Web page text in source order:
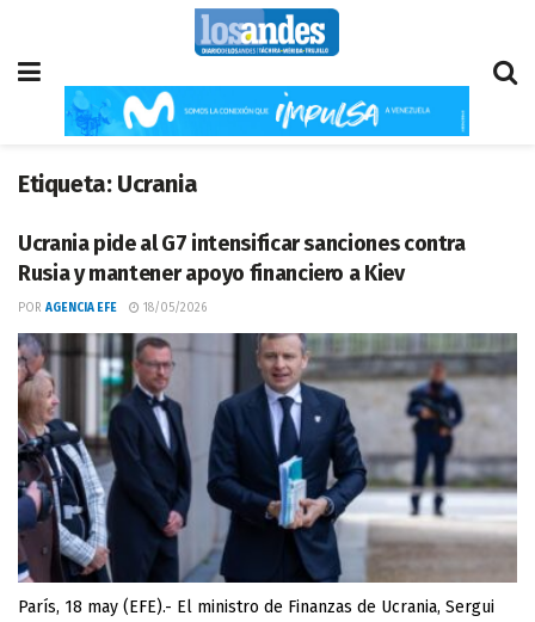
Etiqueta: Ucrania
Ucrania pide al G7 intensificar sanciones contra
Rusia y mantener apoyo financiero a Kiev
POR AGENCIA EFE 18/05/2026
París, 18 may (EFE).- El ministro de Finanzas de Ucrania, Sergui